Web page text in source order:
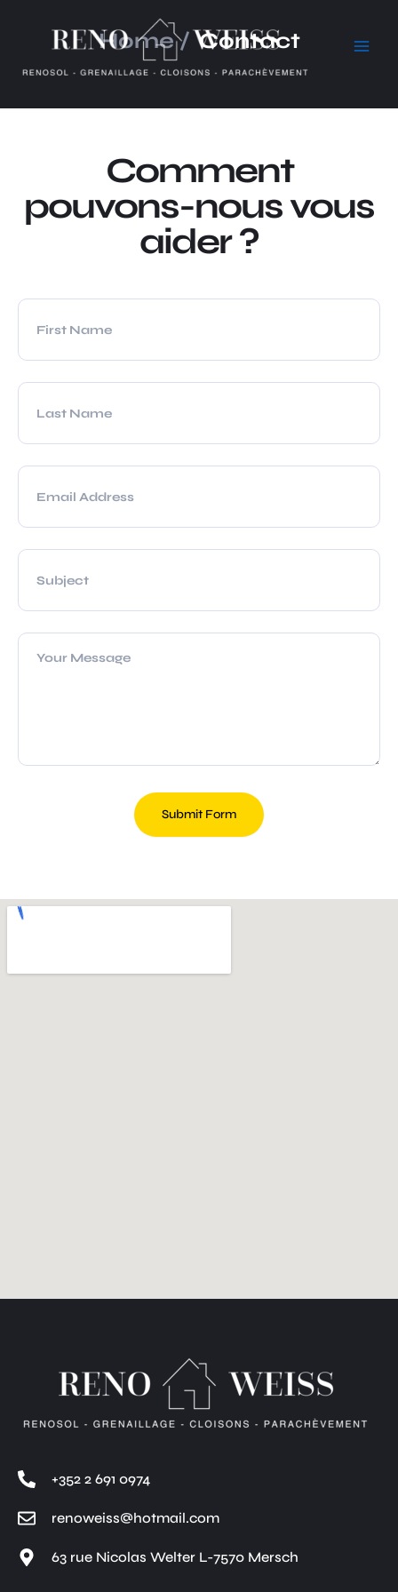
Home / Contact
Comment
pouvons-nous vous
aider ?
Submit Form
+352 2 691 0974
renoweiss@hotmail.com
63 rue Nicolas Welter L-7570 Mersch